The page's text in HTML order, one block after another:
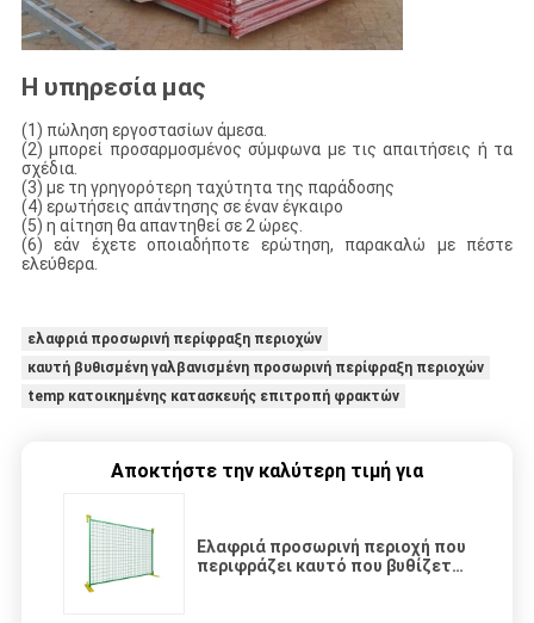
Η υπηρεσία μας
(1) πώληση εργοστασίων άμεσα.
(2) μπορεί προσαρμοσμένος σύμφωνα με τις απαιτήσεις ή τα
σχέδια.
(3) με τη γρηγορότερη ταχύτητα της παράδοσης
(4) ερωτήσεις απάντησης σε έναν έγκαιρο
(5) η αίτηση θα απαντηθεί σε 2 ώρες.
(6) εάν έχετε οποιαδήποτε ερώτηση, παρακαλώ με πέστε
ελεύθερα.
ελαφριά προσωρινή περίφραξη περιοχών
καυτή βυθισμένη γαλβανισμένη προσωρινή περίφραξη περιοχών
temp κατοικημένης κατασκευής επιτροπή φρακτών
Αποκτήστε την καλύτερη τιμή για
Ελαφριά προσωρινή περιοχή που
περιφράζει καυτό που βυθίζεται